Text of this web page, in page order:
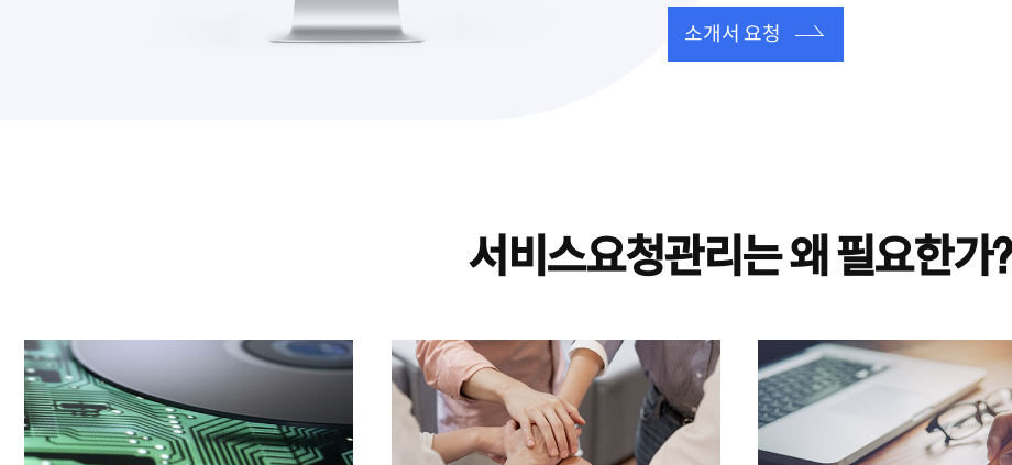
소개서 요청
서비스요청관리는 왜 필요한가?